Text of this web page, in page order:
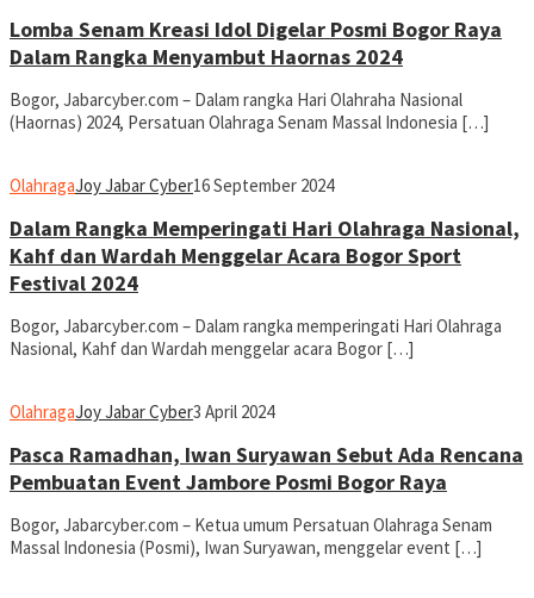
Lomba Senam Kreasi Idol Digelar Posmi Bogor Raya
Dalam Rangka Menyambut Haornas 2024
Bogor, Jabarcyber.com – Dalam rangka Hari Olahraha Nasional
(Haornas) 2024, Persatuan Olahraga Senam Massal Indonesia […]
OlahragaJoy Jabar Cyber16 September 2024
Dalam Rangka Memperingati Hari Olahraga Nasional,
Kahf dan Wardah Menggelar Acara Bogor Sport
Festival 2024
Bogor, Jabarcyber.com – Dalam rangka memperingati Hari Olahraga
Nasional, Kahf dan Wardah menggelar acara Bogor […]
OlahragaJoy Jabar Cyber3 April 2024
Pasca Ramadhan, Iwan Suryawan Sebut Ada Rencana
Pembuatan Event Jambore Posmi Bogor Raya
Bogor, Jabarcyber.com – Ketua umum Persatuan Olahraga Senam
Massal Indonesia (Posmi), Iwan Suryawan, menggelar event […]